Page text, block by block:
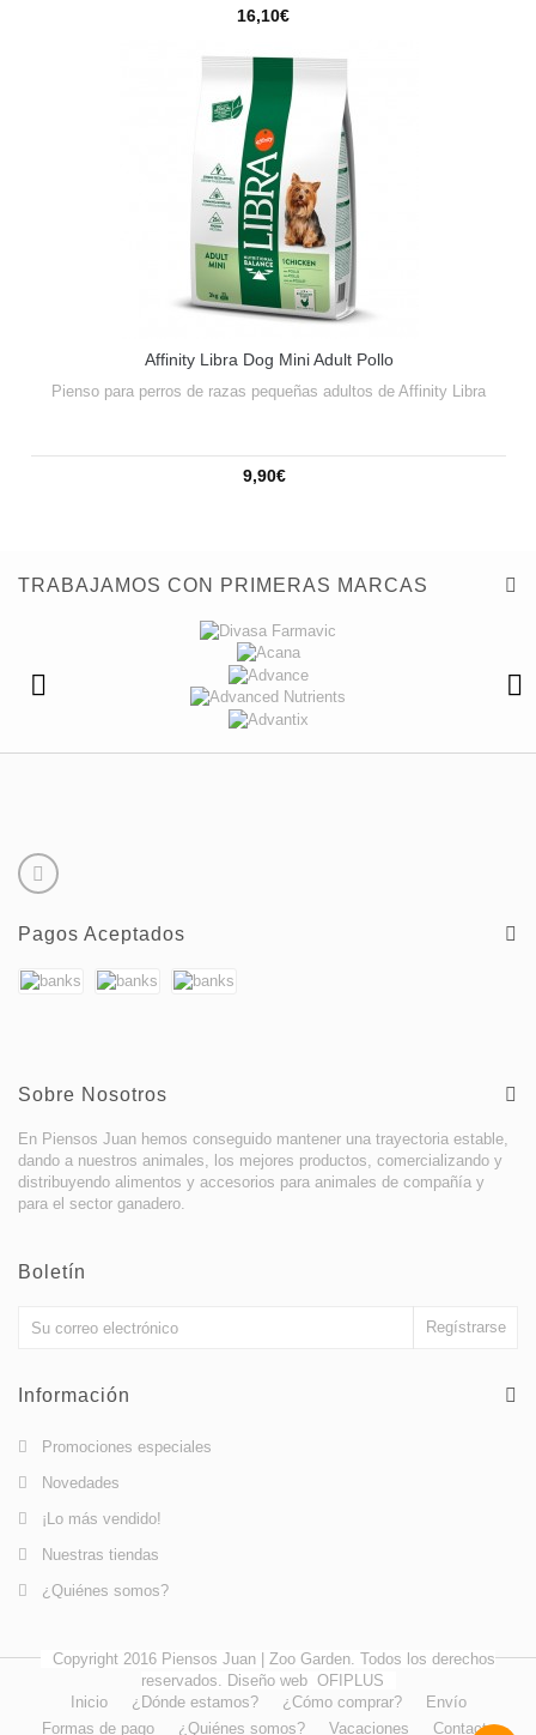
16,10€
Affinity Libra Dog Mini Adult Pollo
Pienso para perros de razas pequeñas adultos de Affinity Libra
9,90€
TRABAJAMOS CON PRIMERAS MARCAS
Pagos Aceptados
Sobre Nosotros
En Piensos Juan hemos conseguido mantener una trayectoria estable,
dando a nuestros animales, los mejores productos, comercializando y
distribuyendo alimentos y accesorios para animales de compañía y
para el sector ganadero.
Boletín
Información
Promociones especiales
Novedades
¡Lo más vendido!
Nuestras tiendas
¿Quiénes somos?
Copyright 2016 Piensos Juan | Zoo Garden. Todos los derechos
reservados. Diseño web OFIPLUS
Inicio
¿Dónde estamos? ¿Cómo comprar?
Envío
Formas de pago
¿Quiénes somos? Vacaciones Contacto